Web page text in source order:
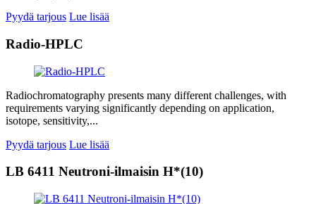
Pyydä tarjous Lue lisää
Radio-HPLC
Radiochromatography presents many different challenges, with
requirements varying significantly depending on application,
isotope, sensitivity,...
Pyydä tarjous Lue lisää
LB 6411 Neutroni-ilmaisin H*(10)